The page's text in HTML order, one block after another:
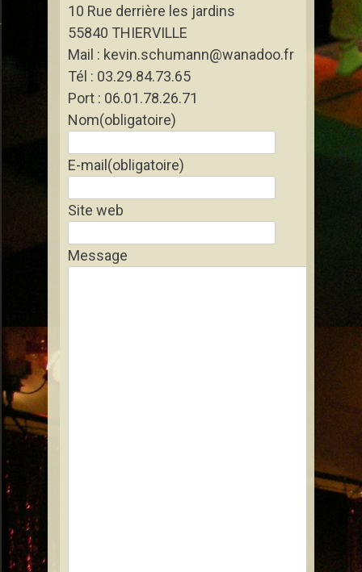
10 Rue derrière les jardins
55840 THIERVILLE
Mail : kevin.schumann@wanadoo.fr
Tél : 03.29.84.73.65
Port : 06.01.78.26.71
Nom(obligatoire)
E-mail (obligatoire)
Site web
Message